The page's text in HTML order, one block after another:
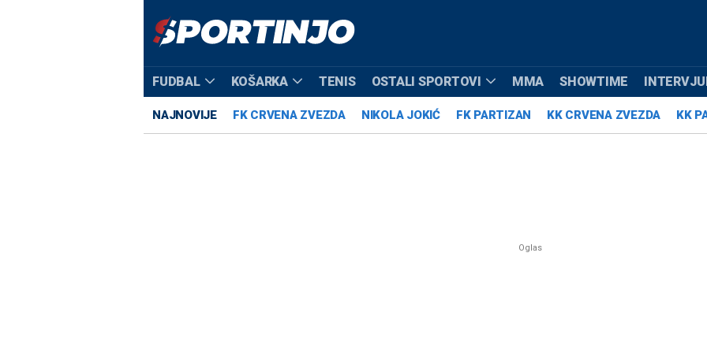
FUDBAL KOŠARKA TENIS OSTALI SPORTOVI MMA SHOWTIME
NAJNOVIJE FK CRVENA ZVEZDA NIKOLA JOKIĆ FK PARTIZAN KK CRVENA ZVEZDA KK